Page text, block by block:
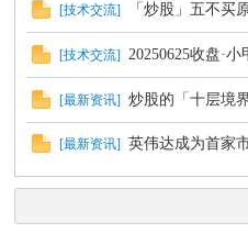
[技术交流] 「炒股」五不买
[技术交流] 20250625收盘·
[最新资讯] 炒股的「十层境
[最新资讯] 英伟达成为首家